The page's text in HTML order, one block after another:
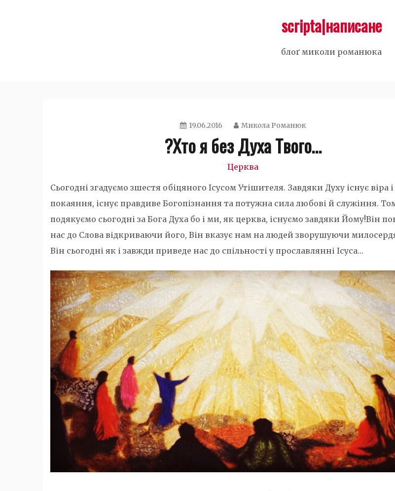
scripta|написане
блоґ миколи романюка
19.06.2016 Микола Романюк
?Хто я без Духа Твого…
Церква
Сьогодні згадуємо зшестя обіцяного Ісусом Утішителя. Завдяки Духу існує віра і
покаяння, існує правдиве Богопізнання та потужна сила любові й служіння.
подякуємо сьогодні за Бога Духа бо і ми, як церква, існуємо завдяки Йому!Він
нас до Слова відкриваючи його, Він вказує нам на людей зворушуючи
Він сьогодні як і завжди приведе нас до спільності у прославлянні Ісуса…